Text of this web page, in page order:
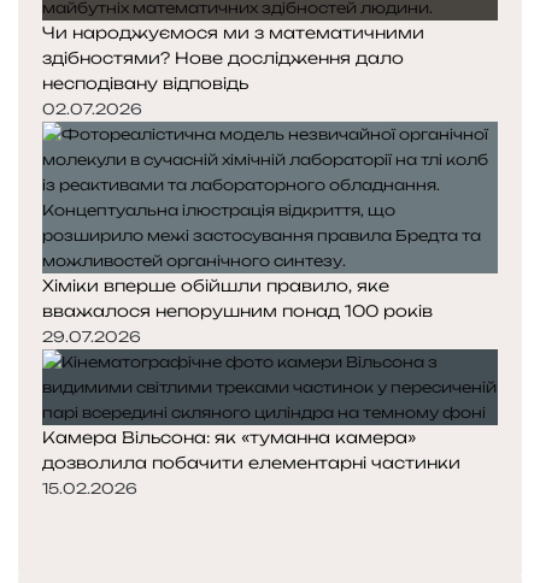
Чи народжуємося ми з математичними
здібностями? Нове дослідження дало
несподівану відповідь
02.07.2026
Хіміки вперше обійшли правило, яке
вважалося непорушним понад 100 років
29.07.2026
Камера Вільсона: як «туманна камера»
дозволила побачити елементарні частинки
15.02.2026